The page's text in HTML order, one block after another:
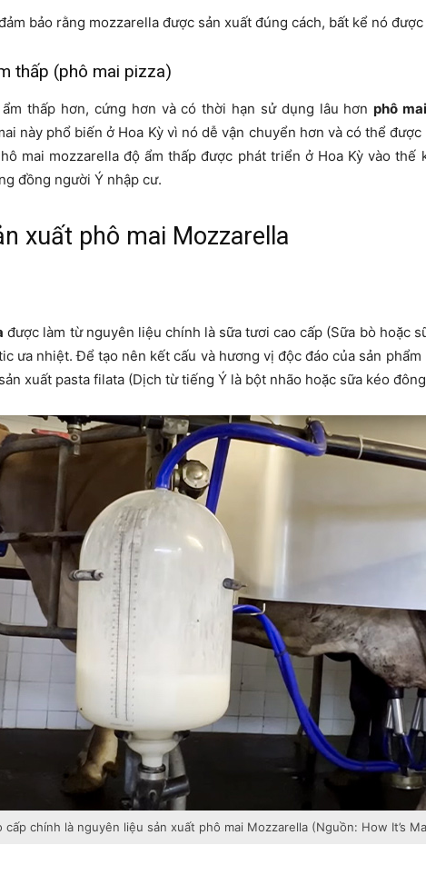
bảo rằng mozzarella được sản xuất đúng cách, bất kể nó được
thấp (phô mai pizza)
thấp hơn, cứng hơn và có thời hạn sử dụng lâu hơnphô
này phổ biến ở Hoa Kỳ vì nó dễ vận chuyển hơn và có thể
mai mozzarella độ ẩm thấp được phát triển ở Hoa Kỳ vào thế
đồng người Ý nhập cư.
xuất phô mai Mozzarella
được làm từ nguyên liệu chính là sữa tươi cao cấp (Sữa bò hoặc
ưa nhiệt. Để tạo nên kết cấu và hương vị độc đáo của sản phẩm
xuất pasta filata (Dịch từ tiếng Ý là bột nhão hoặc sữa kéo
cấp chính là nguyên liệu sản xuất phô mai Mozzarella (Nguồn: How It’s